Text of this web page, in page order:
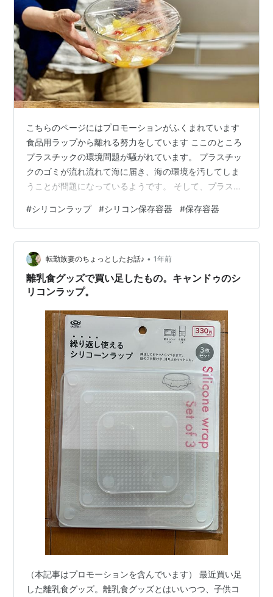
こちらのページにはプロモーションがふくまれています
食品用ラップから離れる努力をしています ここのところ
プラスチックの環境問題が騒がれています。 プラスチッ
クのゴミが流れ流れて海に届き、海の環境を汚してしま
うことが問題になっているようです。 そして、プラスチ
あると言われています。 私は医療関係者ではありません
ので、きちんとしたことを申し上げることはできません
が、プラスチックの細かい破片（ナノプラスチック）
が。かなりの量私たちの体の中に入っているそうなので
す。 そしてそれは、私たちの健康に悪影響を与え始めて
いるそうなのです。 私たちは、環境と健康…
#シリコンラップ #シリコン保存容器 #保存容器
転勤族妻のちょっとしたお話♪ • 1年前
離乳食グッズで買い足したもの。キャンドゥのシ
リコンラップ。
（本記事はプロモーションを含んでいます） 最近買い足
した離乳食グッズ。離乳食グッズとはいいつつ、子供コ